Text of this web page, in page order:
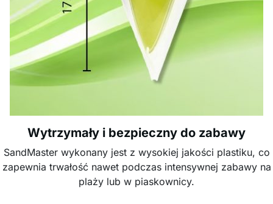
Wytrzymały i bezpieczny do zabawy
SandMaster wykonany jest z wysokiej jakości plastiku, co
zapewnia trwałość nawet podczas intensywnej zabawy na
plaży lub w piaskownicy.